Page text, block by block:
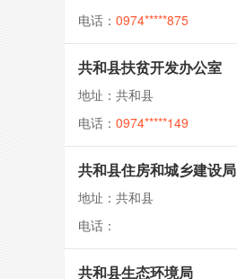
电话： 0974*****875
共和县扶贫开发办公室
地址：共和县
电话： 0974*****149
共和县住房和城乡建设局
地址：共和县
电话：
共和县生态环境局